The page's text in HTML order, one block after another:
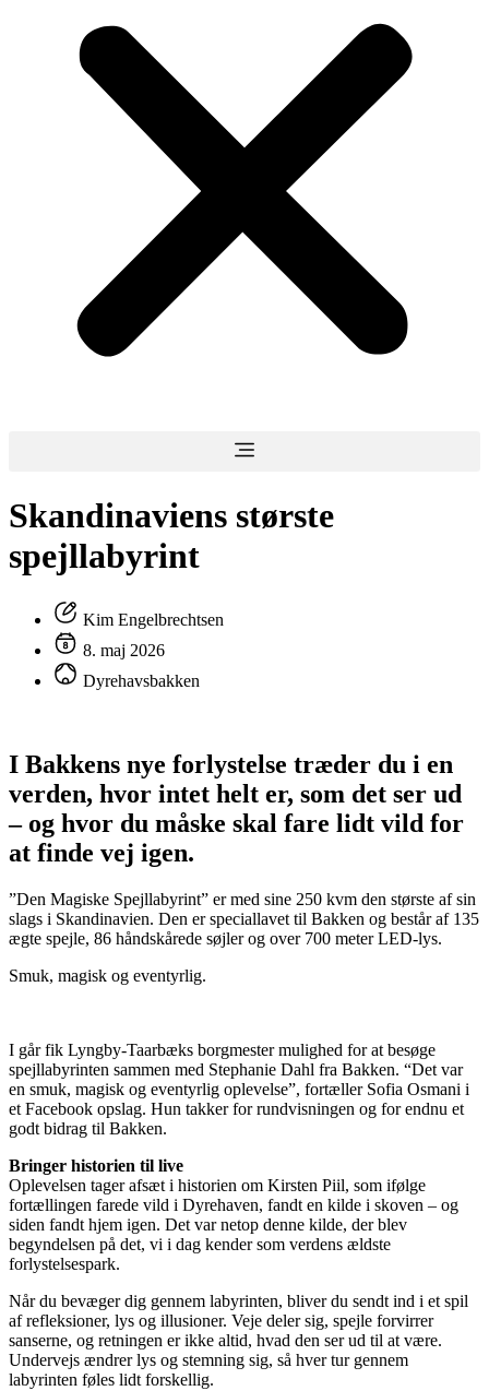
Skandinaviens største
spejllabyrint
Kim Engelbrechtsen
8. maj 2026
Dyrehavsbakken
I Bakkens nye forlystelse træder du i en
verden, hvor intet helt er, som det ser ud
– og hvor du måske skal fare lidt vild for
at finde vej igen.
”Den Magiske Spejllabyrint” er med sine 250 kvm den største af sin
slags i Skandinavien. Den er speciallavet til Bakken og består af 135
ægte spejle, 86 håndskårede søjler og over 700 meter LED-lys.
Smuk, magisk og eventyrlig.
I går fik Lyngby-Taarbæks borgmester mulighed for at besøge
spejllabyrinten sammen med Stephanie Dahl fra Bakken. “Det var
en smuk, magisk og eventyrlig oplevelse”, fortæller Sofia Osmani i
et Facebook opslag. Hun takker for rundvisningen og for endnu et
godt bidrag til Bakken.
Bringer historien til live
Oplevelsen tager afsæt i historien om Kirsten Piil, som ifølge
fortællingen farede vild i Dyrehaven, fandt en kilde i skoven – og
siden fandt hjem igen. Det var netop denne kilde, der blev
begyndelsen på det, vi i dag kender som verdens ældste
forlystelsespark.
Når du bevæger dig gennem labyrinten, bliver du sendt ind i et spil
af refleksioner, lys og illusioner. Veje deler sig, spejle forvirrer
sanserne, og retningen er ikke altid, hvad den ser ud til at være.
Undervejs ændrer lys og stemning sig, så hver tur gennem
labyrinten føles lidt forskellig.